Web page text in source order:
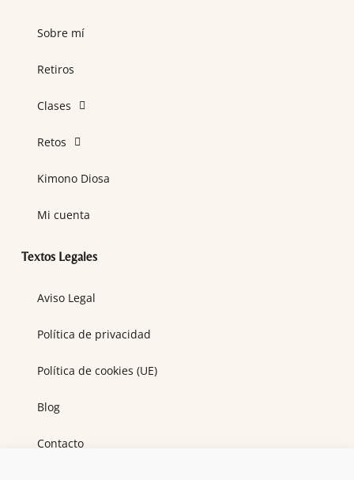
Sobre mí
Retiros
Clases
Retos
Kimono Diosa
Mi cuenta
Textos Legales
Aviso Legal
Política de privacidad
Política de cookies (UE)
Blog
Contacto